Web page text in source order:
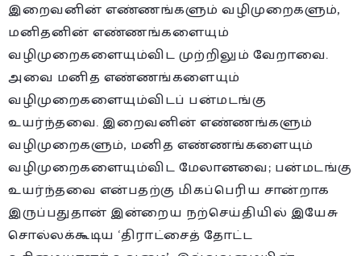
இறைவனின் எண்ணங்களும் வழிமுறைகளும்,
மனிதனின் எண்ணங்களையும்
வழிமுறைகளையும்விட முற்றிலும் வேறாவை.
அவை மனித எண்ணங்களையும்
வழிமுறைகளையும்விடப் பன்மடங்கு
உயர்ந்தவை. இறைவனின் எண்ணங்களும்
வழிமுறைகளும், மனித எண்ணங்களையும்
வழிமுறைகளையும்விட மேலானவை; பன்மடங்கு
உயர்ந்தவை என்பதற்கு மிகப்பெரிய சான்றாக
இருப்பதுதான் இன்றைய நற்செய்தியில் இயேசு
சொல்லக்கூடிய ‘திராட்சைத் தோட்ட